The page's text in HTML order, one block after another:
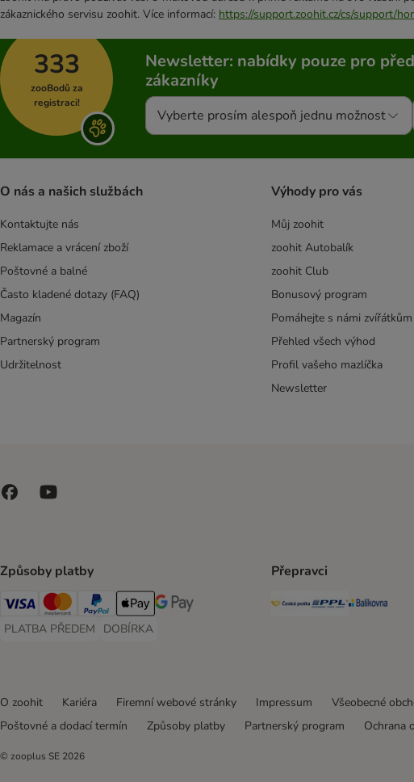
Royal Canin Veterinary & Expert
Schesir
Simpsons Premium
Smilla Veterinary Diet
Smølke
SPECIFIC Veterinary Diet
Taste of the Wild
Thrive PremiumPlus
Tropicat
Ultima
Venandi Animal
Virbac Veterinary HPM
Wiejska Zagroda
Yarrah Bio
Ziwi Peak
MjAMjAM
Přírodní
zákaznického servisu zoohit. Více informací: https://support.zoohit.cz/cs/support/
333
zooBodů za
registraci!
Newsletter: nabídky pouze pro
zákazníky
Vyberte prosím alespoň jednu možnost
O nás a našich službách
Kontaktujte nás
Reklamace a vrácení zboží
Poštovné a balné
Často kladené dotazy (FAQ)
Magazín
Partnerský program
Udržitelnost
Výhody pro vás
Můj zoohit
zoohit Autobalík
zoohit Club
Bonusový program
Pomáhejte s námi zvířátkům
Přehled všech výhod
Profil vašeho mazlíčka
Newsletter
Způsoby platby
Visa Payment Method
Mastercard Payment Method
PayPal Payment Method
Apple pay Payment Method
GooglePay Payment Method
PLATBA PŘEDEM
PLATBA PŘEDEM Payment Method
DOBÍRKA
DOBÍRKA Payment Method
Přepravci
Česká pošta
PPL
O zoohit Kariéra Firemní webové stránky Impressum Všeobecné
Poštovné a dodací termín
Způsoby platby Partnerský program Ochrana
© zooplus SE 2026